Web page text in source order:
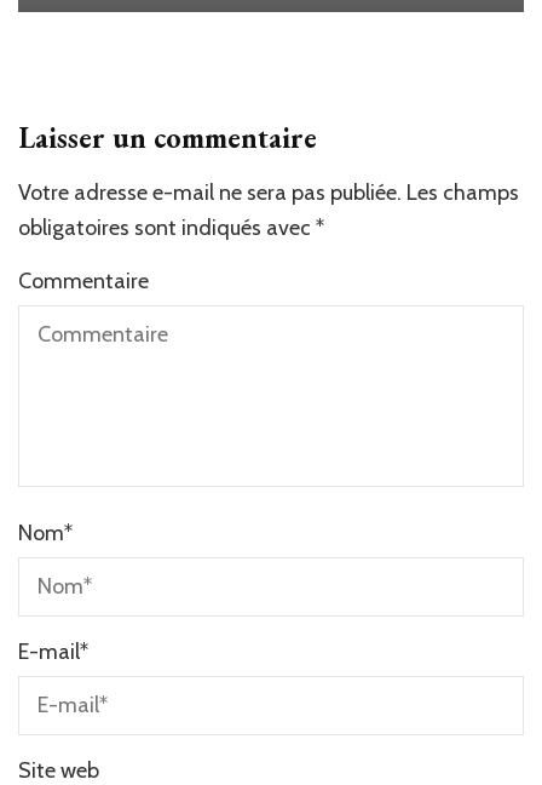
Laisser un commentaire
Votre adresse e-mail ne sera pas publiée. Les champs
obligatoires sont indiqués avec *
Commentaire
Nom*
E-mail*
Site web